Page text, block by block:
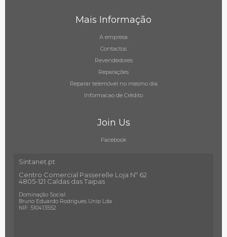
Mais Informação
A empresa
Contactos
Revendedores
Reparações
Reparar telemóvel no mesmo dia
Informacao de Crédito
Join Us
Facebook
Sintanet.pt
Centro Comercial Passerelle Loja Nº 62
4805-121 Caldas das Taipas
Dominação Social:
Bruno Eduardo Rodrigues Unip Lda
NIF: 510413552